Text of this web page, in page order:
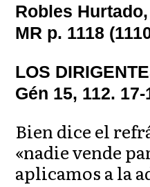
Robles
MR p. 1118
LOS
Gén 15, 112.
Bien dice el
«nadie vende
aplicamos a la